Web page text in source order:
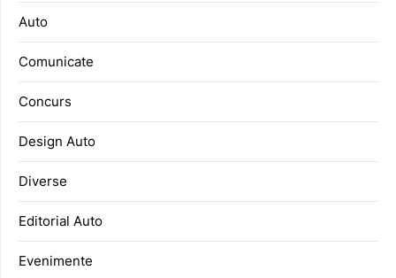
Auto
Comunicate
Concurs
Design Auto
Diverse
Editorial Auto
Evenimente